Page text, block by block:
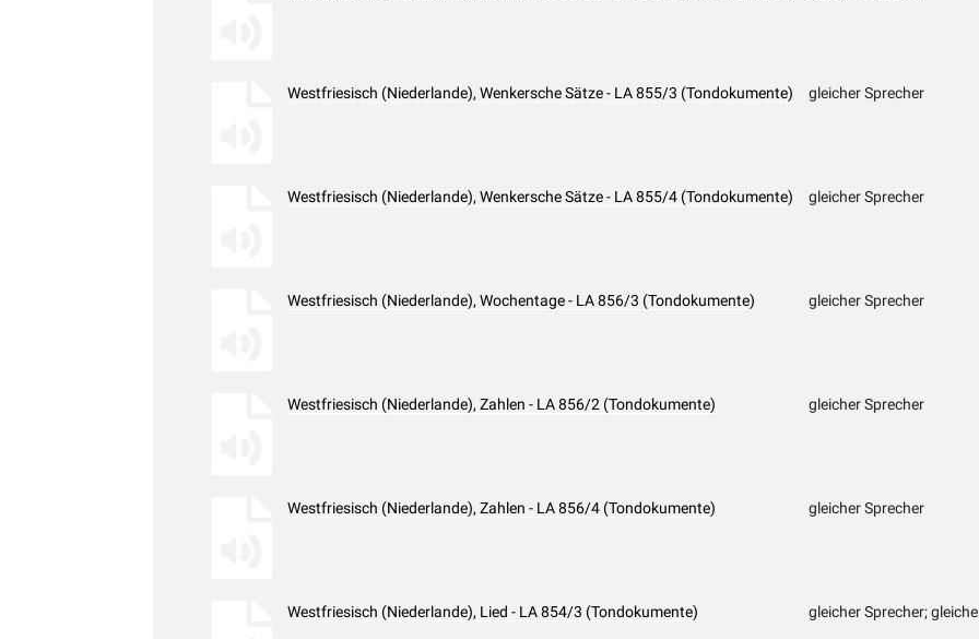
Westfriesisch (Niederlande), Wenkersche Sätze - LA 855/3 (Tondokumente) gleicher Sprecher
Westfriesisch (Niederlande), Wenkersche Sätze - LA 855/4 (Tondokumente) gleicher Sprecher
Westfriesisch (Niederlande), Wochentage - LA 856/3 (Tondokumente) gleicher Sprecher
Westfriesisch (Niederlande), Zahlen - LA 856/2 (Tondokumente) gleicher Sprecher
Westfriesisch (Niederlande), Zahlen - LA 856/4 (Tondokumente) gleicher Sprecher
Westfriesisch (Niederlande), Lied - LA 854/3 (Tondokumente) gleicher Sprecher;